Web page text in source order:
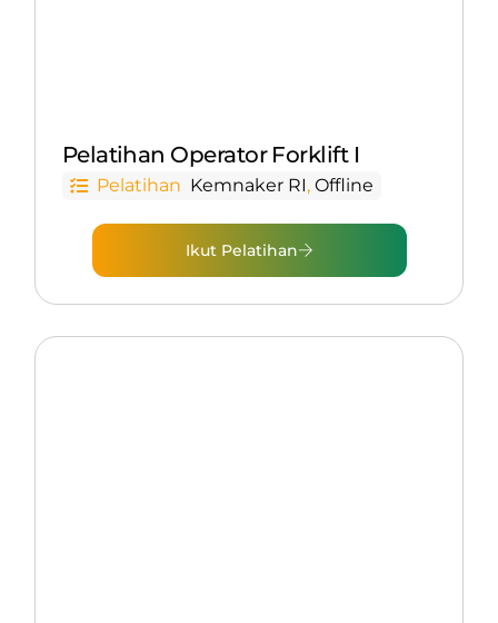
Pelatihan Operator Forklift I
Pelatihan Kemnaker RI, Offline
Ikut Pelatihan